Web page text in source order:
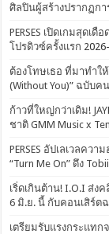
ศิลปินผู้สร้างปรากฏก
PERSES เปิดเกมสุดเดื
โปรดิวซ์ครั้งแรก
ต้องโทษเธอ ที่มาทำใ
(Without You)” ฉบับค
ก้าวที่ใหญ่กว่าเดิม!
ชาติ GMM Music x
PERSES อัปเลเวลค
“Turn Me On” ดึง
เริ่ดเกินต้าน! I.O.I ส่ง
6 มิ.ย. นี้ กับคอนเสิร์ต
เตรียมรับแรงกระแทก